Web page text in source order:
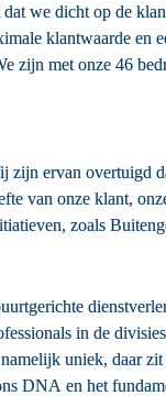
we dicht op de
klantwaarde en
met onze 46
ervan overtuigd
van onze klant,
zoals
in de
uniek, daar
DNA en het